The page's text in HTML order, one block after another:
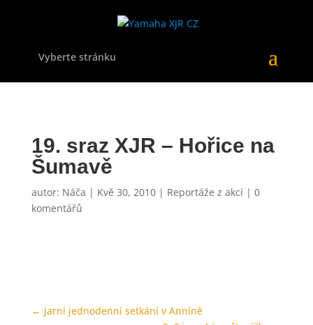
Vyberte stránku
19. sraz XJR – Hořice na
Šumavě
autor: Náča | Kvě 30, 2010| Reportáže z akcí| 0
komentářů
← Jarní jednodenní setkání v Anníně